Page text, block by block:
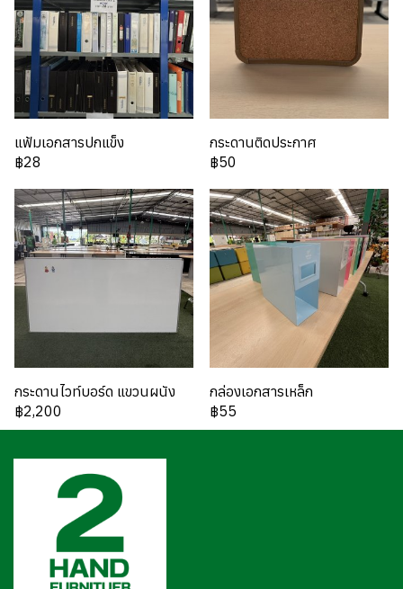
แฟ้มเอกสารปกแข็ง
฿28
กระดานติดประกาศ
฿50
กระดานไวท์บอร์ด แขวนผนัง
฿2,200
กล่องเอกสารเหล็ก
฿55